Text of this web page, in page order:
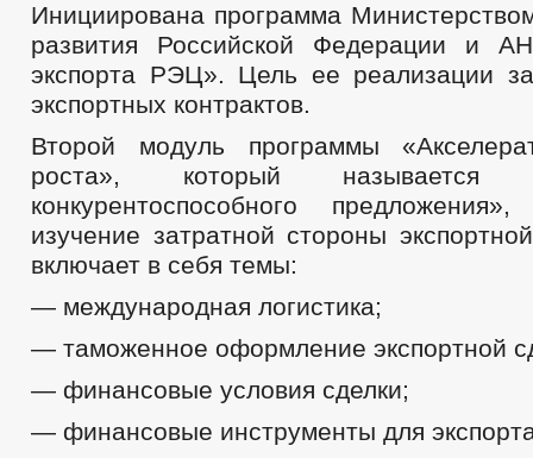
Инициирована программа
развития Российской Федерации и
экспорта РЭЦ». Цель ее реализации
экспортных контрактов.
Второй модуль программы
роста», который называется
конкурентоспособного
изучение затратной стороны
включает в себя темы:
— международная логистика;
— таможенное оформление экспортной
— финансовые условия сделки;
— финансовые инструменты для